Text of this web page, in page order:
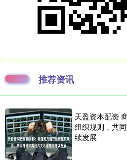
推荐资讯
天盈资本配资
组织规则，共
续发展